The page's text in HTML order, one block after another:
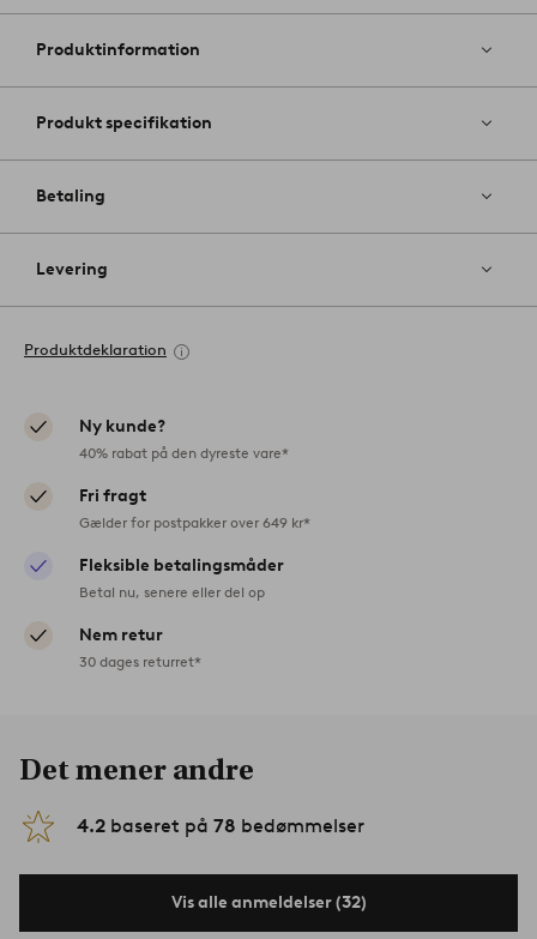
til
Produktinformation
Produkt specifikation
Betaling
Levering
Produktdeklaration
Ny kunde?
40% rabat på den dyreste vare*
Fri fragt
Gælder for postpakker over 649 kr*
Fleksible betalingsmåder
Betal nu, senere eller del op
Nem retur
30 dages returret*
Det mener andre
4.2 baseret på 78 bedømmelser
Vis alle anmeldelser (32)